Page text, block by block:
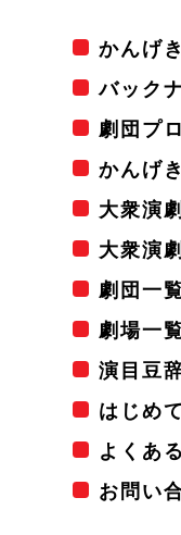
かんげ
バック
劇団プ
かんげ
大衆演
大衆演
劇団一
劇場一
演目豆
はじめ
よくあ
お問い